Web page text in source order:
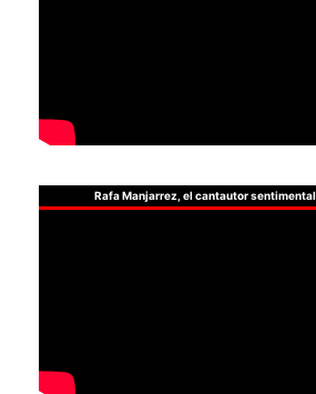
Rafa Manjarrez, el cantautor sentimental